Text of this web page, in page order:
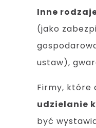
Inne
(jako
ustaw),
Firmy, które
udzielanie
być